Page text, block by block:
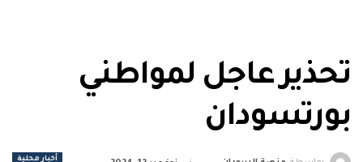
تحذير عاجل لمواطني
بورتسودان
أخبار محلية